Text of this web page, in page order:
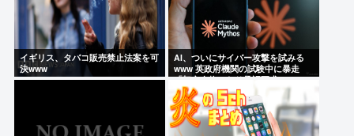
イギリス、タバコ販売禁止法案を可
決www
AI、ついにサイバー攻撃を試みる
www 英政府機関の試験中に暴走
「架空人物になり承認要求」